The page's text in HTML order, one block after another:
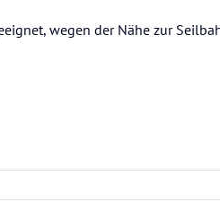
wegen der Nähe zur